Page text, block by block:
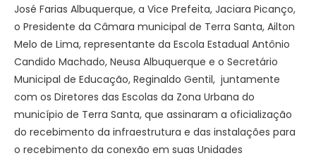
José Farias Albuquerque, a Vice Prefeita, Jaciara Picanço,
o Presidente da Câmara municipal de Terra Santa, Ailton
Melo de Lima, representante da Escola Estadual Antônio
Candido Machado, Neusa Albuquerque e o Secretário
Municipal de Educação, Reginaldo Gentil, juntamente
com os Diretores das Escolas da Zona Urbana do
município de Terra Santa, que assinaram a oficialização
do recebimento da infraestrutura e das instalações para
o recebimento da conexão em suas Unidades